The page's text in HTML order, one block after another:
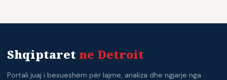
Shqiptaret ne Detroit
Portali juaj i besueshëm për lajme, analiza dhe ngjarje nga